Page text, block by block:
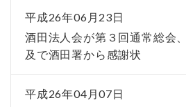
平成26年06月23日
酒田法人会が第３回通常総会
及で酒田署から感謝状
平成26年04月07日